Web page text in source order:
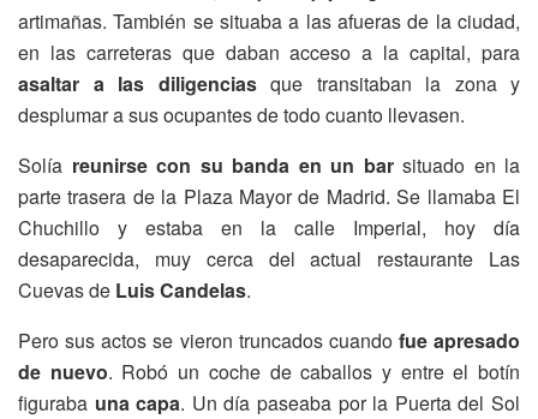
artimañas. También se situaba a las afueras de la ciudad,
en las carreteras que daban acceso a la capital, para
asaltar a las diligenciasque transitaban la zona y
desplumar a sus ocupantes de todo cuanto llevasen.
Solía reunirse con su banda en un barsituado en la
parte trasera de la Plaza Mayor de Madrid. Se llamaba El
Chuchillo y estaba en la calle Imperial, hoy día
desaparecida, muy cerca del actual restaurante Las
Cuevas de Luis Candelas.
Pero sus actos se vieron truncados cuando fue apresado
de nuevo. Robó un coche de caballos y entre el botín
figuraba una capa. Un día paseaba por la Puerta del Sol